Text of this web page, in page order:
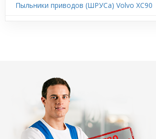
Пыльники приводов (ШРУСа) Volvo XC90